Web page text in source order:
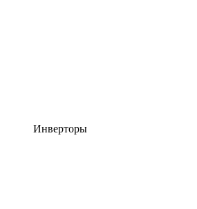
Инверторы